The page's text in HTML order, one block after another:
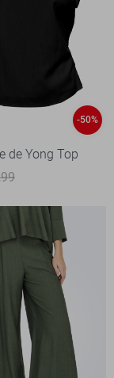
-50%
de Yong Top